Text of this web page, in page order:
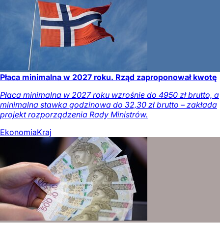
Płaca minimalna w 2027 roku. Rząd zaproponował kwotę
Płaca minimalna w 2027 roku wzrośnie do 4950 zł brutto, a
minimalna stawka godzinowa do 32,30 zł brutto – zakłada
projekt rozporządzenia Rady Ministrów.
EkonomiaKraj